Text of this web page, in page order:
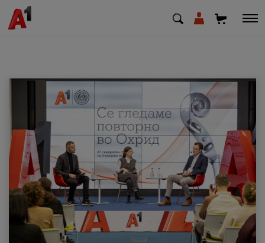
МК SQ
Приватни Деловни
Поддршка
Надополни кредит